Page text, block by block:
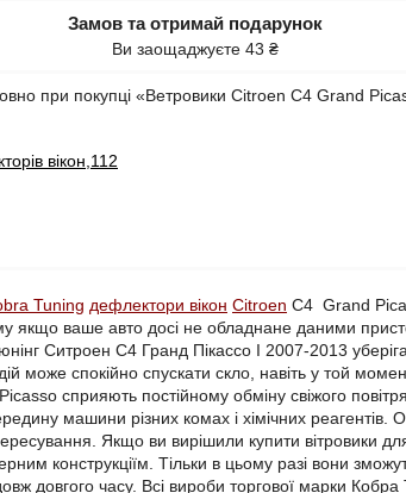
Замов та отримай подарунок
Ви заощаджуєте 43 ₴
при покупці «Ветровики Citroen C4 Grand
вікон,112
Tuning дефлектори вікон Citroen C4 Grand
якщо ваше авто досі не обладнане даними
Ситроен С4 Гранд Пікассо I 2007-2013
може спокійно спускати скло, навіть у той
сприяють постійному обміну свіжого
машини різних комах і хімічних реагентів.
Якщо ви вирішили купити вітровики для
конструкціїм. Тільки в цьому разі вони
довгого часу. Всі вироби торгової марки